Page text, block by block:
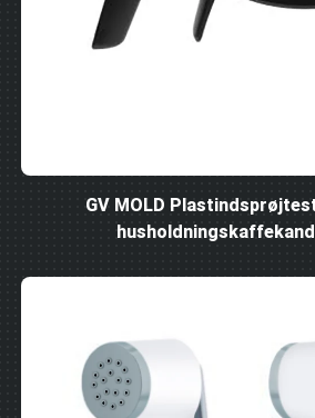
GV MOLD